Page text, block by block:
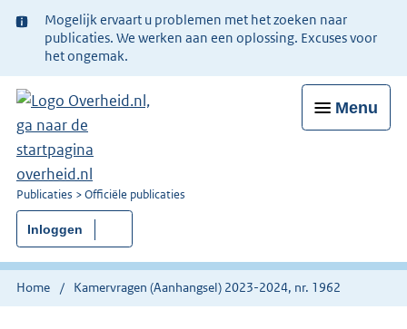
Ter
informatie:
Mogelijk ervaart u problemen met het zoeken naar
publicaties. We werken aan een oplossing. Excuses voor
het ongemak.
Menu
U
bent
nu
hier:
Publicaties Officiële publicaties
Inloggen
Home Kamervragen (Aanhangsel) 2023-2024, nr. 1962